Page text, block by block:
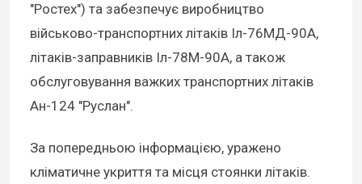
"Ростех") та забезпечує виробництво
військово-транспортних літаків Іл-76МД-90А,
літаків-заправників Іл-78М-90А, а також
обслуговування важких транспортних літаків
Ан-124 "Руслан".
За попередньою інформацією, уражено
кліматичне укриття та місця стоянки літаків.